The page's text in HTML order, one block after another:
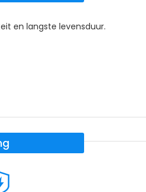
en langste levensduur.